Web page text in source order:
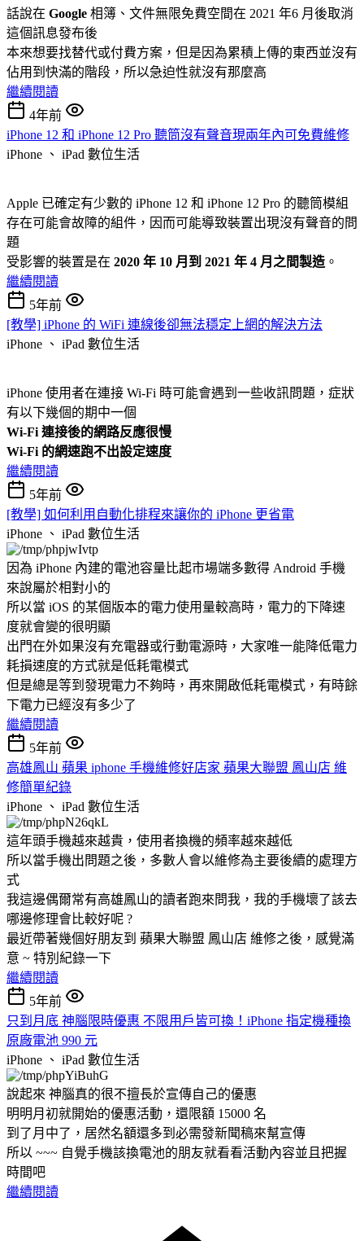
話說在 Google 相簿、文件無限免費空間在 2021 年6 月後取消
這個訊息發布後
本來想要找替代或付費方案，但是因為累積上傳的東西並沒有
佔用到快滿的階段，所以急迫性就沒有那麼高
繼續閱讀
4年前
iPhone 12 和 iPhone 12 Pro 聽筒沒有聲音現兩年內可免費維修
iPhone 、 iPad 數位生活
Apple 已確定有少數的 iPhone 12 和 iPhone 12 Pro 的聽筒模組
存在可能會故障的組件，因而可能導致裝置出現沒有聲音的問
題
受影響的裝置是在 2020 年 10 月到 2021 年 4 月之間製造 。
繼續閱讀
5年前
[教學] iPhone 的 WiFi 連線後卻無法穩定上網的解決方法
iPhone 、 iPad 數位生活
iPhone 使用者在連接 Wi-Fi 時可能會遇到一些收訊問題，症狀
有以下幾個的期中一個
Wi-Fi 連接後的網路反應很慢
Wi-Fi 的網速跑不出設定速度
繼續閱讀
5年前
[教學] 如何利用自動化排程來讓你的 iPhone 更省電
iPhone 、 iPad 數位生活
因為 iPhone 內建的電池容量比起市場端多數得 Android 手機
來說屬於相對小的
所以當 iOS 的某個版本的電力使用量較高時，電力的下降速
度就會變的很明顯
出門在外如果沒有充電器或行動電源時，大家唯一能降低電力
耗損速度的方式就是低耗電模式
但是總是等到發現電力不夠時，再來開啟低耗電模式，有時餘
下電力已經沒有多少了
繼續閱讀
5年前
高雄鳳山 蘋果 iphone 手機維修好店家 蘋果大聯盟 鳳山店 維
修簡單紀錄
iPhone 、 iPad 數位生活
這年頭手機越來越貴，使用者換機的頻率越來越低
所以當手機出問題之後，多數人會以維修為主要後續的處理方
式
我這邊偶爾常有高雄鳳山的讀者跑來問我，我的手機壞了該去
哪邊修理會比較好呢 ?
最近帶著幾個好朋友到 蘋果大聯盟 鳳山店 維修之後，感覺滿
意 ~ 特別紀錄一下
繼續閱讀
5年前
只到月底 神腦限時優惠 不限用戶皆可換！iPhone 指定機種換
原廠電池 990 元
iPhone 、 iPad 數位生活
說起來 神腦真的很不擅長於宣傳自己的優惠
明明月初就開始的優惠活動，還限額 15000 名
到了月中了，居然名額還多到必需發新聞稿來幫宣傳
所以 ~~~ 自覺手機該換電池的朋友就看看活動內容並且把握
時間吧
繼續閱讀